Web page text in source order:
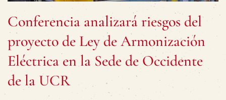
Conferencia analizará riesgos del
proyecto de Ley de Armonización
Eléctrica en la Sede de Occidente
de la UCR